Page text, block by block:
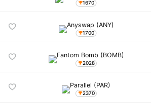
1670
1700
2028
2370